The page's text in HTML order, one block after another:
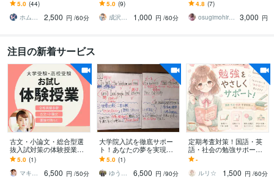
質の家庭教師を！スマ
ホ・PC等でOK！
5.0 (44)
ホム☆ホーム▶自習室ホーミング所属
2,500 円 /60分
円】お子様が夢中に！試
行錯誤力等も向上⤴
5.0 (9)
成沢はまる
1,000 円 /60分
の理由を説明します
4.8 (7)
osugimohiroto
3,000 円
注目の新着サービス
古文・小論文・総合型選
抜入試対策の体験授業し
ます 大学受験指導歴26年
プロ講師マキ先生が合格
をサポート！
5.0 (1)
マキ先生 大学受験指導歴26年プロ講師
6,500 円 /50分
大学院入試を徹底サポー
ト！あなたの夢を実現し
ます 英語・小論文・研究
計画・面接など徹底的に
サポートします！
5.0 (1)
ゆうたの家庭教師
6,500 円 /90分
定期考査対策！国語・英
語・社会の勉強サポート
します 点数UP、苦手克服
などテストに向けての不
安を減らしましょう
-
ルリ☆
1,500 円 /60分